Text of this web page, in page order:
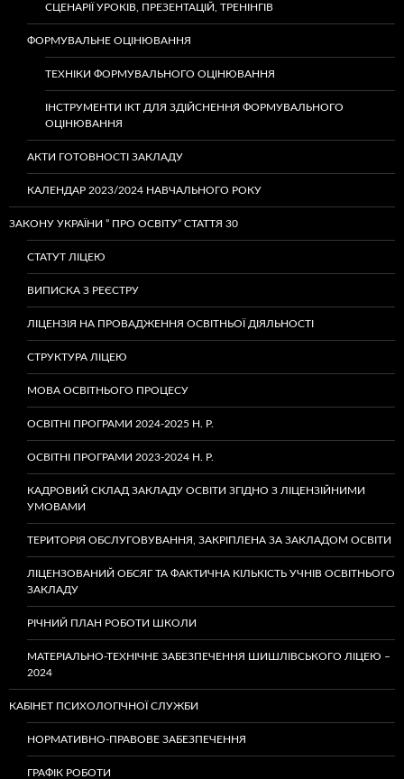
СЦЕНАРІЇ УРОКІВ, ПРЕЗЕНТАЦІЙ, ТРЕНІНГІВ
ФОРМУВАЛЬНЕ ОЦІНЮВАННЯ
ТЕХНІКИ ФОРМУВАЛЬНОГО ОЦІНЮВАННЯ
ІНСТРУМЕНТИ ІКТ ДЛЯ ЗДІЙСНЕННЯ ФОРМУВАЛЬНОГО
ОЦІНЮВАННЯ
АКТИ ГОТОВНОСТІ ЗАКЛАДУ
КАЛЕНДАР 2023/2024 НАВЧАЛЬНОГО РОКУ
ЗАКОНУ УКРАЇНИ ” ПРО ОСВІТУ” СТАТТЯ 30
СТАТУТ ЛІЦЕЮ
ВИПИСКА З РЕЄСТРУ
ЛІЦЕНЗІЯ НА ПРОВАДЖЕННЯ ОСВІТНЬОЇ ДІЯЛЬНОСТІ
СТРУКТУРА ЛІЦЕЮ
МОВА ОСВІТНЬОГО ПРОЦЕСУ
ОСВІТНІ ПРОГРАМИ 2024-2025 Н. Р.
ОСВІТНІ ПРОГРАМИ 2023-2024 Н. Р.
КАДРОВИЙ СКЛАД ЗАКЛАДУ ОСВІТИ ЗГІДНО З ЛІЦЕНЗІЙНИМИ
УМОВАМИ
ТЕРИТОРІЯ ОБСЛУГОВУВАННЯ, ЗАКРІПЛЕНА ЗА ЗАКЛАДОМ ОСВІТИ
ЛІЦЕНЗОВАНИЙ ОБСЯГ ТА ФАКТИЧНА КІЛЬКІСТЬ УЧНІВ ОСВІТНЬОГО
ЗАКЛАДУ
РІЧНИЙ ПЛАН РОБОТИ ШКОЛИ
МАТЕРІАЛЬНО-ТЕХНІЧНЕ ЗАБЕЗПЕЧЕННЯ ШИШЛІВСЬКОГО ЛІЦЕЮ –
2024
КАБІНЕТ ПСИХОЛОГІЧНОЇ СЛУЖБИ
НОРМАТИВНО-ПРАВОВЕ ЗАБЕЗПЕЧЕННЯ
ГРАФІК РОБОТИ